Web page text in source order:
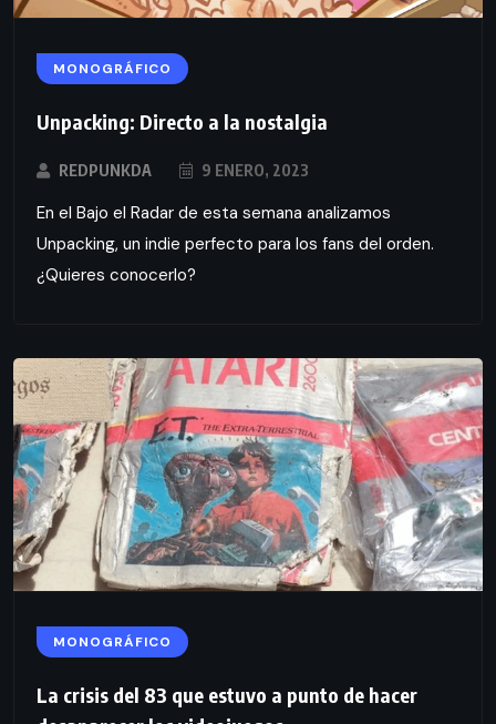
MONOGRÁFICO
Unpacking: Directo a la nostalgia
REDPUNKDA 9 ENERO, 2023
En el Bajo el Radar de esta semana analizamos
Unpacking, un indie perfecto para los fans del orden.
¿Quieres conocerlo?
MONOGRÁFICO
La crisis del 83 que estuvo a punto de hacer